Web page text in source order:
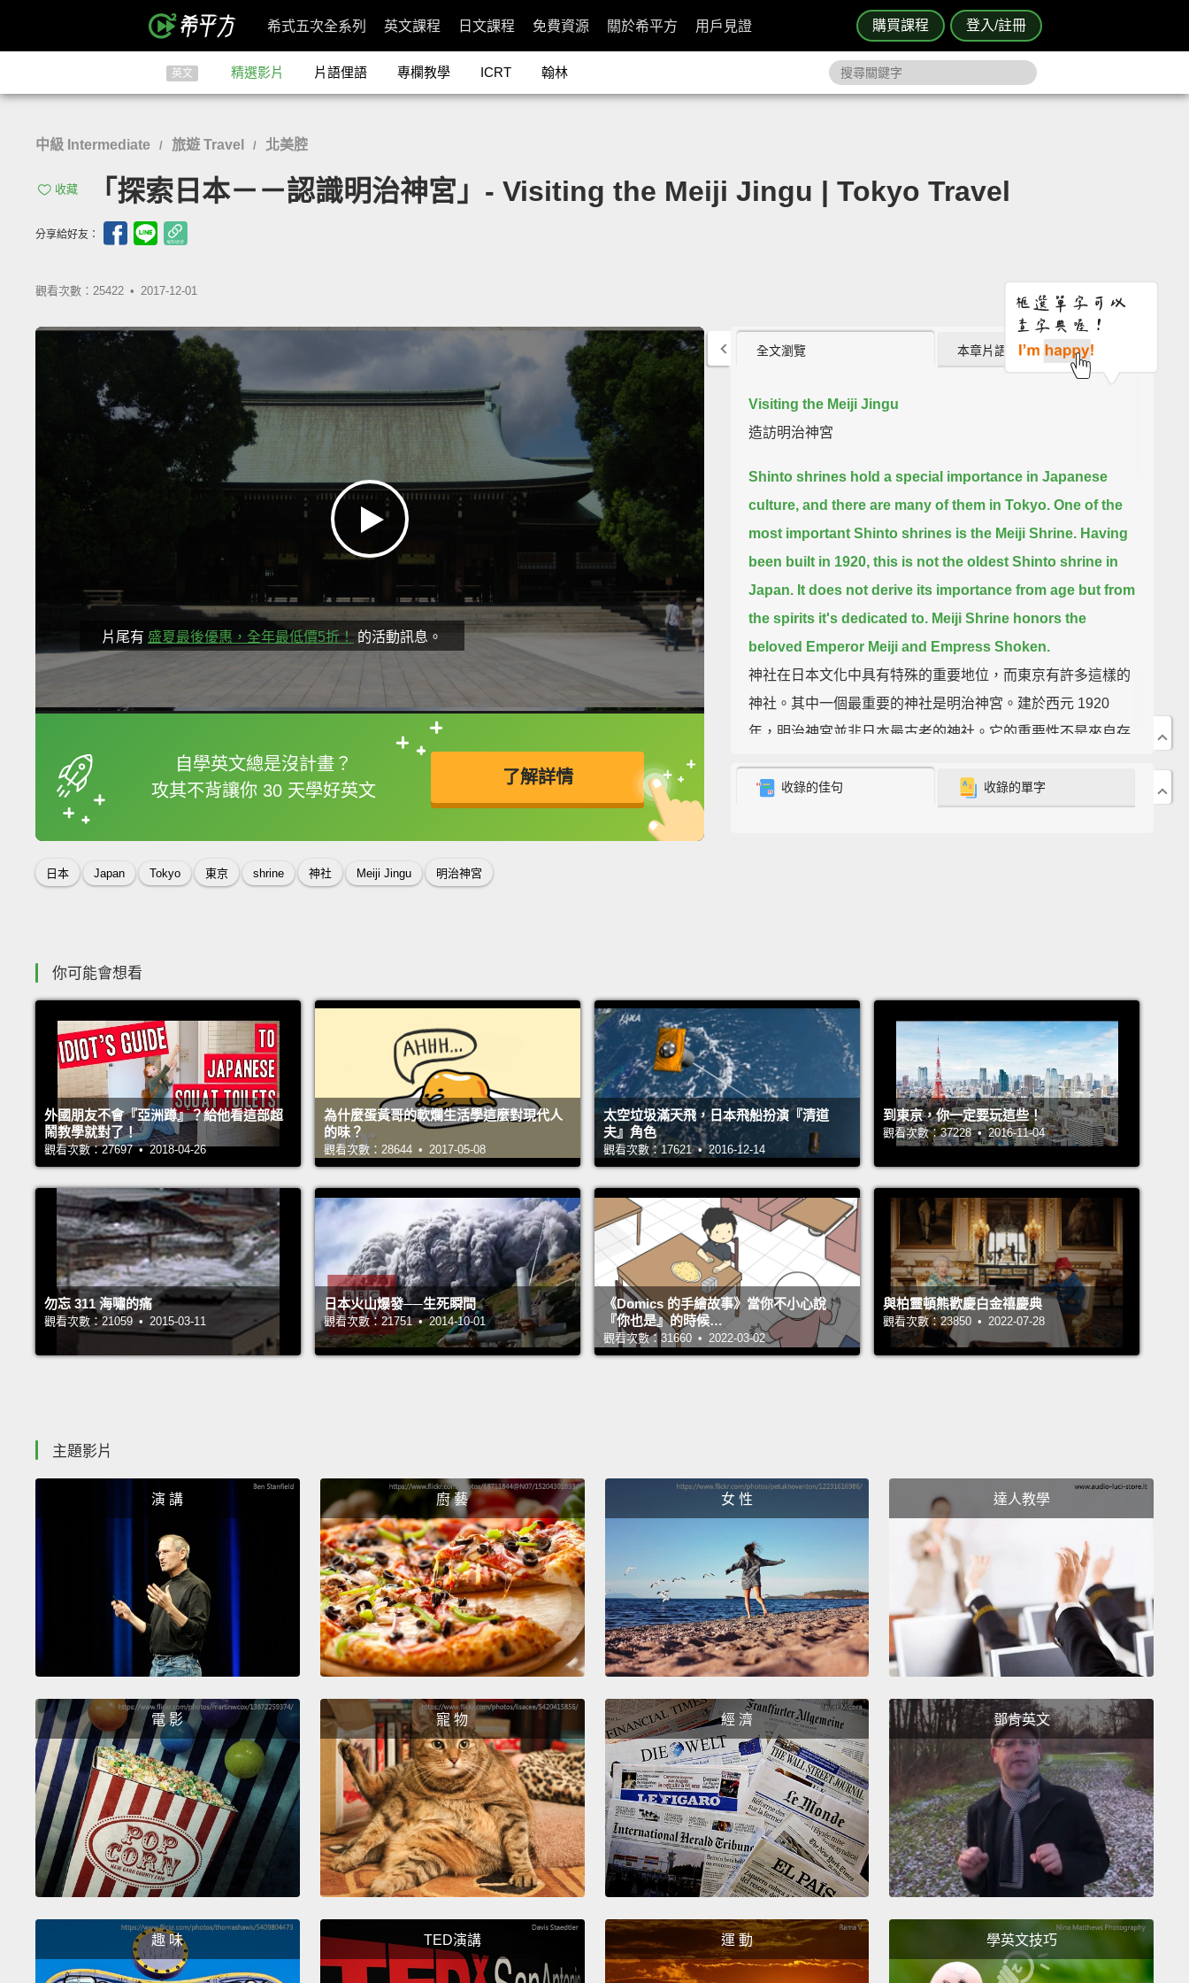
購買課程 登入/註冊
希式五次全系列 英文課程 日文課程 免費資源 關於希平方 用戶見證
英文 精選影片 片語俚語 專欄教學 ICRT 翰林
中級 Intermediate / 旅遊 Travel / 北美腔
收藏 「探索日本－－認識明治神宮」- Visiting the Meiji Jingu | Tokyo Travel
分享給好友：
觀看次數：25422 • 2017-12-01
片尾有 盛夏最後優惠，全年最低價5折！ 的活動訊息。
自學英文總是沒計畫？
攻其不背讓你 30 天學好英文
了解詳情
框選或點兩下字幕可以直接查字典喔！
英
日本 Japan Tokyo 東京 shrine 神社 Meiji Jingu 明治神宮
全文瀏覽 本章片語 (0)
Visiting the Meiji Jingu
造訪明治神宮
Shinto shrines hold a special importance in Japanese
culture, and there are many of them in Tokyo. One of the
most important Shinto shrines is the Meiji Shrine. Having
been built in 1920, this is not the oldest Shinto shrine in
Japan. It does not derive its importance from age but from
the spirits it's dedicated to. Meiji Shrine honors the
beloved Emperor Meiji and Empress Shoken.
神社在日本文化中具有特殊的重要地位，而東京有許多這樣的
神社。其中一個最重要的神社是明治神宮。建於西元 1920
年，明治神宮並非日本最古老的神社。它的重要性不是來自存
治天皇與昭憲皇太后。
Inside the shrine, you can make a wish, buy charms for
good luck or health,
and enjoy the tranquility and
beautiful scenery.
明治神宮的入口大門，又名「鳥居」，是全日本最大的。幸好
它們這麼大，因為光在新年那天就有一百萬人走過這些鳥居。
當你進入或走出鳥居時，記得要鞠躬示敬。拜訪神社時先查好
所有你應該要遵守的禮節是個好主意。在神社內，你可以許
願、買幸運或健康御守，還有享受寧靜祥和及風景之美。
The forest on the grounds of the Meiji Shrine was planted
specifically for this shrine. The shrine buildings are all
built of Japanese cypress wood. You'll also want to spend
time in the gardens.
In the summer, over a hundred
species of iris bloom.
The Meiji shrine is a place of beauty and peace, as well as
unity for Tokyo and all of Japan. It's definitely something
every visitor to Tokyo should experience.
明治神宮是個優美又祥和的地方，也是東京和全日本的融合。
這絕對是每個到東京來的旅客應該要體驗的景點。
收錄的佳句 收錄的單字
你可能會想看
外國朋友不會『亞洲蹲』？給他看這部超
鬧教學就對了！
觀看次數：27697 • 2018-04-26
為什麼蛋黃哥的軟爛生活學這麼對現代人
的味？
觀看次數：28644 • 2017-05-08
太空垃圾滿天飛，日本飛船扮演『清道
夫』角色
觀看次數：17621 • 2016-12-14
到東京，你一定要玩這些！
觀看次數：37228 • 2016-11-04
勿忘 311 海嘯的痛
觀看次數：21059 • 2015-03-11
日本火山爆發──生死瞬間
觀看次數：21751 • 2014-10-01
《Domics 的手繪故事》當你不小心說
『你也是』的時候…
觀看次數：31660 • 2022-03-02
與柏靈頓熊歡慶白金禧慶典
觀看次數：23850 • 2022-07-28
主題影片
演 講 廚 藝 女 性 達人教學
電 影 寵 物 經 濟 鄧肯英文
趣 味 TED演講 運 動 學英文技巧